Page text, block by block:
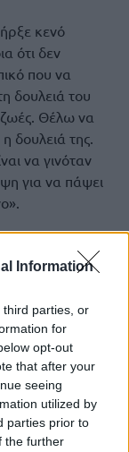
Information
third parties, or
for
opt-out
that after your
seeing
utilized by
parties prior to
the further
κενό
ότι δεν
που να
δουλειά του
ζωές. Θέλω να
δουλειά της.
να γινόταν
για να πάψει
ΕΦΚΑ
για
– Το
τον